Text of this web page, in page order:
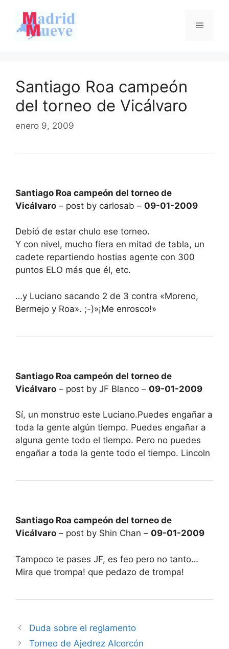
contenido
Menú
Santiago Roa campeón
del torneo de Vicálvaro
enero 9, 2009
Santiago Roa campeón del torneo de
Vicálvaro – post by carlosab – 09-01-2009
Debió de estar chulo ese torneo.
Y con nivel, mucho fiera en mitad de tabla, un
cadete repartiendo hostias agente con 300
puntos ELO más que él, etc.
…y Luciano sacando 2 de 3 contra «Moreno,
Bermejo y Roa». ;-)»¡Me enrosco!»
Santiago Roa campeón del torneo de
Vicálvaro – post by JF Blanco – 09-01-2009
Sí, un monstruo este Luciano.Puedes engañar a
toda la gente algún tiempo. Puedes engañar a
alguna gente todo el tiempo. Pero no puedes
engañar a toda la gente todo el tiempo. Lincoln
Santiago Roa campeón del torneo de
Vicálvaro – post by Shin Chan – 09-01-2009
Tampoco te pases JF, es feo pero no tanto…
Mira que trompa! que pedazo de trompa!
Duda sobre el reglamento
Torneo de Ajedrez Alcorcón